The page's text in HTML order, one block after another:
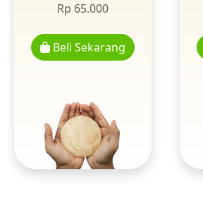
Rp 65.000
Beli Sekarang